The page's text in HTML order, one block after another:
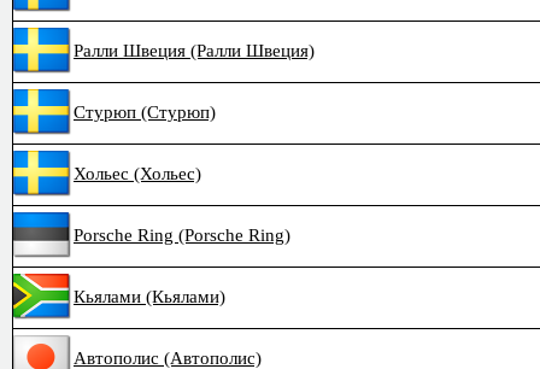
Ралли Швеция (Ралли Швеция)
Стурюп (Стурюп)
Хольес (Хольес)
Porsche Ring (Porsche Ring)
Кьялами (Кьялами)
Автополис (Автополис)